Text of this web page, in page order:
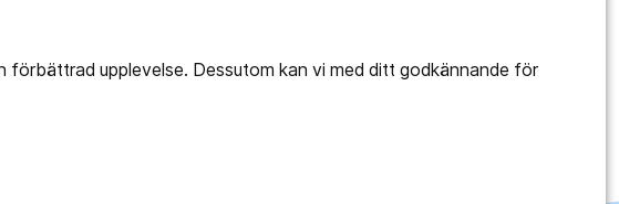
upplevelse. Dessutom kan vi med ditt godkännande för